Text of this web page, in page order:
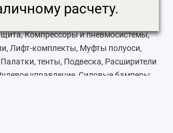
системы, Блокировки
Компрессоры и пневмосистемы,
Лифт-комплекты, Муфты полуоси,
тенты, Подвеска, Расширители
управление, Силовые бамперы,
Фаркопы, Шноркели,
расчету.